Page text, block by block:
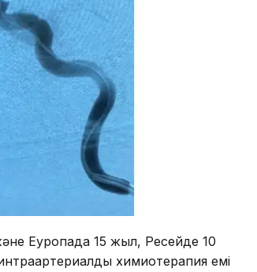
Еуропада 15 жыл, Ресейде 10
химиотерапия емі